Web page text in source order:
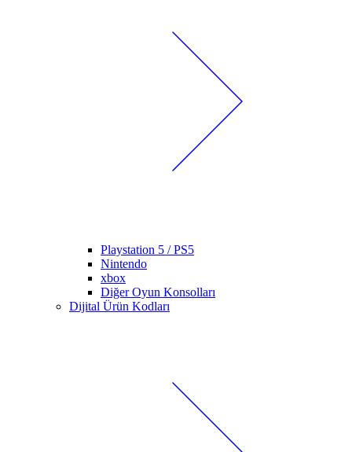
Playstation 5 / PS5
Nintendo
xbox
Diğer Oyun Konsolları
Dijital Ürün Kodları